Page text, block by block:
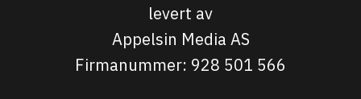
levert av
Appelsin Media AS
Firmanummer: 928 501 566